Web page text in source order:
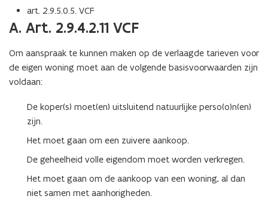
art. 2.9.5.0.5. VCF
A. Art. 2.9.4.2.11 VCF
Om aanspraak te kunnen maken op de verlaagde tarieven voor
de eigen woning moet aan de volgende basisvoorwaarden zijn
voldaan:
De koper(s) moet(en) uitsluitend natuurlijke perso(o)n(en)
zijn.
Het moet gaan om een zuivere aankoop.
De geheelheid volle eigendom moet worden verkregen.
Het moet gaan om de aankoop van een woning, al dan
niet samen met aanhorigheden.